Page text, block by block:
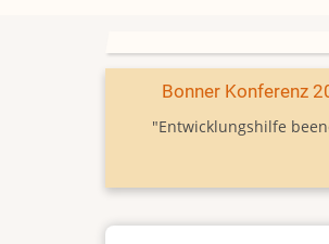
Bonner Konferenz
"Entwicklungshilfe